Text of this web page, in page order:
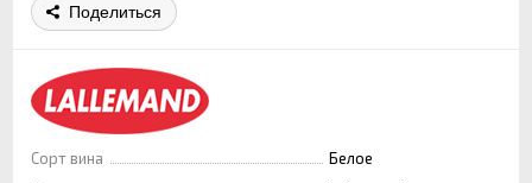
Поделиться
Сорт вина
Белое